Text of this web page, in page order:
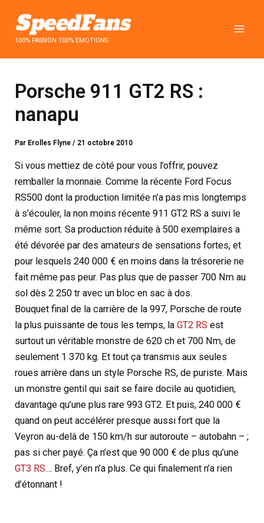
contenu100% PASSION 100% EMOTIONS
Porsche 911 GT2 RS :
nanapu
Par Erolles Flyne/ 21 octobre 2010
Si vous mettiez de côté pour vous l’offrir, pouvez
remballer la monnaie. Comme la récente Ford Focus
RS500 dont la production limitée n’a pas mis longtemps
à s’écouler, la non moins récente 911 GT2 RS a suivi le
même sort. Sa production réduite à 500 exemplaires a
été dévorée par des amateurs de sensations fortes, et
pour lesquels 240 000 € en moins dans la trésorerie ne
fait même pas peur. Pas plus que de passer 700 Nm au
sol dès 2 250 tr avec un bloc en sac à dos.
Bouquet final de la carrière de la 997, Porsche de route
la plus puissante de tous les temps, laGT2 RS est
surtout un véritable monstre de 620 ch et 700 Nm, de
seulement 1 370 kg. Et tout ça transmis aux seules
roues arrière dans un style Porsche RS, de puriste. Mais
un monstre gentil qui sait se faire docile au quotidien,
davantage qu’une plus rare 993 GT2. Et puis, 240 000 €
quand on peut accélérer presque aussi fort que la
Veyron au-delà de 150 km/h sur autoroute – autobahn – ;
pas si cher payé. Ça n’est que 90 000 € de plus qu’une
GT3 RS… Bref, y’en n’a plus. Ce qui finalement n’a rien
d’étonnant !